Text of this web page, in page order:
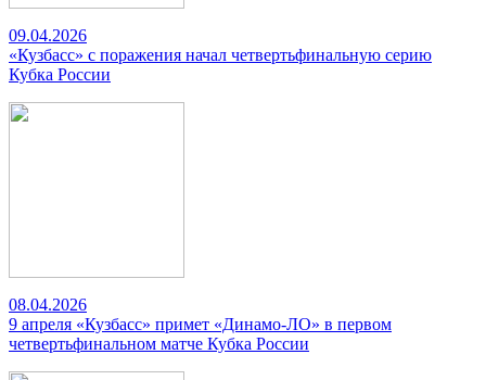
09.04.2026
«Кузбасс» с поражения начал четвертьфинальную серию
Кубка России
08.04.2026
9 апреля «Кузбасс» примет «Динамо-ЛО» в первом
четвертьфинальном матче Кубка России